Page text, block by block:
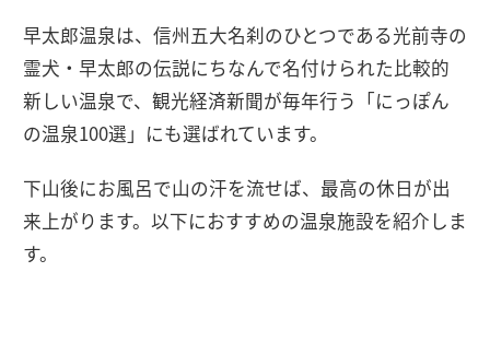
早太郎温泉は、信州五大名刹のひとつである光前寺の
霊犬・早太郎の伝説にちなんで名付けられた比較的
新しい温泉で、観光経済新聞が毎年行う「にっぽん
の温泉100選」にも選ばれています。
下山後にお風呂で山の汗を流せば、最高の休日が出
来上がります。以下におすすめの温泉施設を紹介しま
す。